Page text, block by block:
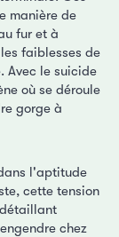
manière de
fur et à
faiblesses de
Avec le suicide
où se déroule
gorge à
l'aptitude
cette tension
chez